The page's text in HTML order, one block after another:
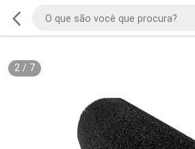
2/ 7